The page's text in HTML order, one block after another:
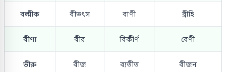
বল্মীক বীভৎস বাণী ব্রীহি
বীণা বীর বিকীর্ণ বেণী
ভীরু বীজ ব্যতীত বীজন